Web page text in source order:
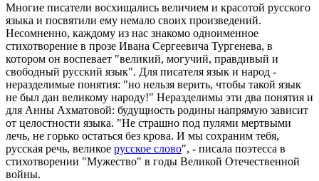
Многие писатели восхищались величием и красотой русского
языка и посвятили ему немало своих произведений.
Несомненно, каждому из нас знакомо одноименное
стихотворение в прозе Ивана Сергеевича Тургенева, в
котором он воспевает "великий, могучий, правдивый и
свободный русский язык". Для писателя язык и народ -
неразделимые понятия: "но нельзя верить, чтобы такой язык
не был дан великому народу!" Неразделимы эти два понятия и
для Анны Ахматовой: будущность родины напрямую зависит
от целостности языка. "Не страшно под пулями мертвыми
лечь, не горько остаться без крова. И мы сохраним тебя,
русская речь, великое русское слово", - писала поэтесса в
стихотворении "Мужество" в годы Великой Отечественной
войны.